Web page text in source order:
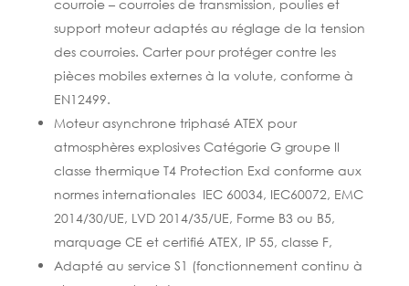
courroie – courroies de transmission, poulies et
support moteur adaptés au réglage de la tension
des courroies. Carter pour protéger contre les
pièces mobiles externes à la volute, conforme à
EN12499.
Moteur asynchrone triphasé ATEX pour
atmosphères explosives Catégorie G groupe II
classe thermique T4 Protection Exd conforme aux
normes internationales IEC 60034, IEC60072, EMC
2014/30/UE, LVD 2014/35/UE, Forme B3 ou B5,
marquage CE et certifié ATEX, IP 55, classe F,
Adapté au service S1 (fonctionnement continu à